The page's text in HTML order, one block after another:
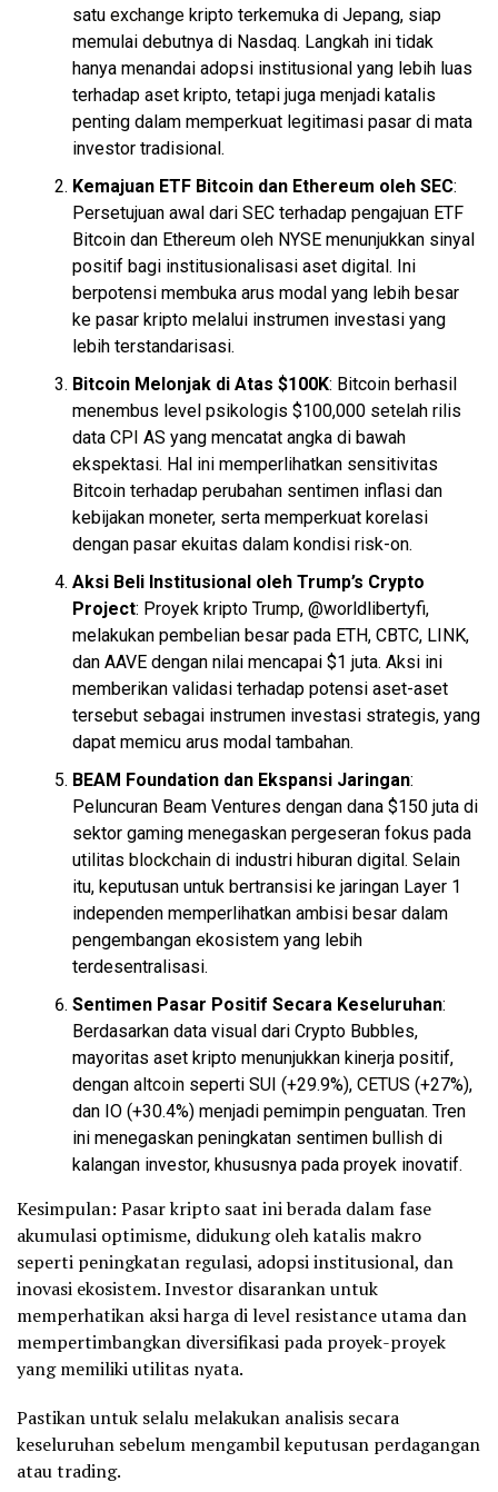
satu exchange kripto terkemuka di Jepang, siap
memulai debutnya di Nasdaq. Langkah ini tidak
hanya menandai adopsi institusional yang lebih luas
terhadap aset kripto, tetapi juga menjadi katalis
penting dalam memperkuat legitimasi pasar di mata
investor tradisional.
Kemajuan ETF Bitcoin dan Ethereum oleh SEC:
Persetujuan awal dari SEC terhadap pengajuan ETF
Bitcoin dan Ethereum oleh NYSE menunjukkan sinyal
positif bagi institusionalisasi aset digital. Ini
berpotensi membuka arus modal yang lebih besar
ke pasar kripto melalui instrumen investasi yang
lebih terstandarisasi.
Bitcoin Melonjak di Atas $100K: Bitcoin berhasil
menembus level psikologis $100,000 setelah rilis
data CPI AS yang mencatat angka di bawah
ekspektasi. Hal ini memperlihatkan sensitivitas
Bitcoin terhadap perubahan sentimen inflasi dan
kebijakan moneter, serta memperkuat korelasi
dengan pasar ekuitas dalam kondisi risk-on.
Aksi Beli Institusional oleh Trump’s Crypto
Project: Proyek kripto Trump, @worldlibertyfi,
melakukan pembelian besar pada ETH, CBTC, LINK,
dan AAVE dengan nilai mencapai $1 juta. Aksi ini
memberikan validasi terhadap potensi aset-aset
tersebut sebagai instrumen investasi strategis, yang
dapat memicu arus modal tambahan.
BEAM Foundation dan Ekspansi Jaringan:
Peluncuran Beam Ventures dengan dana $150 juta di
sektor gaming menegaskan pergeseran fokus pada
utilitas blockchain di industri hiburan digital. Selain
itu, keputusan untuk bertransisi ke jaringan Layer 1
independen memperlihatkan ambisi besar dalam
pengembangan ekosistem yang lebih
terdesentralisasi.
Sentimen Pasar Positif Secara Keseluruhan:
Berdasarkan data visual dari Crypto Bubbles,
mayoritas aset kripto menunjukkan kinerja positif,
dengan altcoin seperti SUI (+29.9%), CETUS (+27%),
dan IO (+30.4%) menjadi pemimpin penguatan. Tren
ini menegaskan peningkatan sentimen bullish di
kalangan investor, khususnya pada proyek inovatif.
Kesimpulan: Pasar kripto saat ini berada dalam fase
akumulasi optimisme, didukung oleh katalis makro
seperti peningkatan regulasi, adopsi institusional, dan
inovasi ekosistem. Investor disarankan untuk
memperhatikan aksi harga di level resistance utama dan
mempertimbangkan diversifikasi pada proyek-proyek
yang memiliki utilitas nyata.
Pastikan untuk selalu melakukan analisis secara
keseluruhan sebelum mengambil keputusan perdagangan
atau trading.